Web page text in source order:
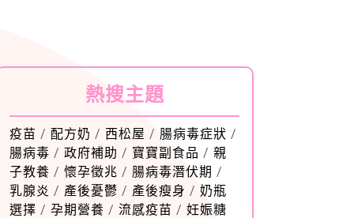
熱搜主題
疫苗 / 配方奶 / 西松屋 / 腸病毒症狀 /
腸病毒 / 政府補助 / 寶寶副食品 / 親
子教養 / 懷孕徵兆 / 腸病毒潛伏期 /
乳腺炎 / 產後憂鬱 / 產後瘦身 / 奶瓶
選擇 / 孕期營養 / 流感疫苗 / 妊娠糖